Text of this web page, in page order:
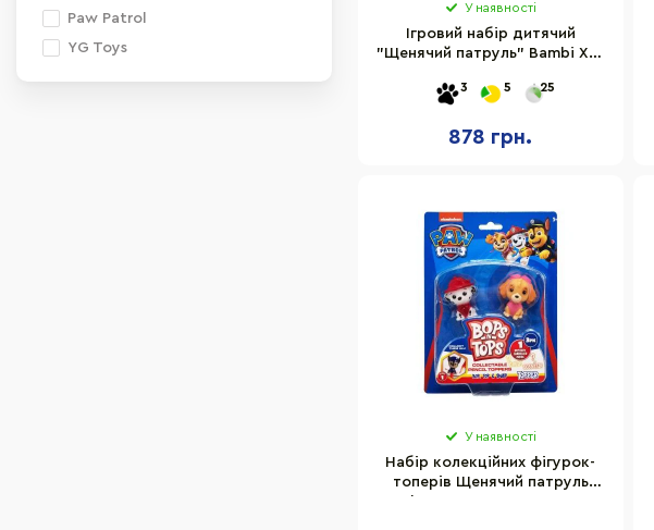
Paw Patrol
YG Toys
У наявності
Ігровий набір дитячий
"Щенячий патруль" Bambi XZ-
3 5 25
878 грн.
У наявності
Набір колекційних фігурок-
топерів Щенячий патруль